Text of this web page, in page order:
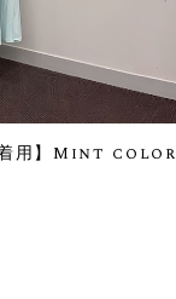
着用】Mint color